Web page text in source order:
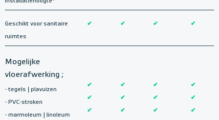
Geschikt voor sanitaire
ruimtes
✔ ✔ ✔ ✔
Mogelijke
vloerafwerking ;
- tegels | plavuizen
✔ ✔ ✔ ✔
- PVC-stroken
✔ ✔ ✔ ✔
- marmoleum | linoleum
✔ ✔ ✔ ✔